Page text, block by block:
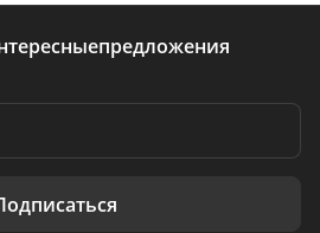
предложения